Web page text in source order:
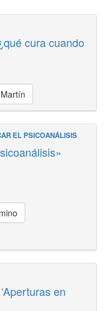
cura cuando
EL PSICOANÁLISIS
en